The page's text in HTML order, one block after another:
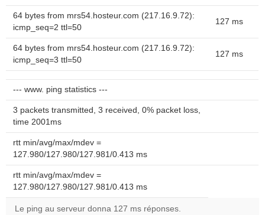
64 bytes from mrs54.hosteur.com (217.16.9.72):
icmp_seq=2 ttl=50
127 ms
64 bytes from mrs54.hosteur.com (217.16.9.72):
icmp_seq=3 ttl=50
127 ms
--- www. ping statistics ---
3 packets transmitted, 3 received, 0% packet loss,
time 2001ms
rtt min/avg/max/mdev =
127.980/127.980/127.981/0.413 ms
rtt min/avg/max/mdev =
127.980/127.980/127.981/0.413 ms
Le ping au serveur donna 127 ms réponses.